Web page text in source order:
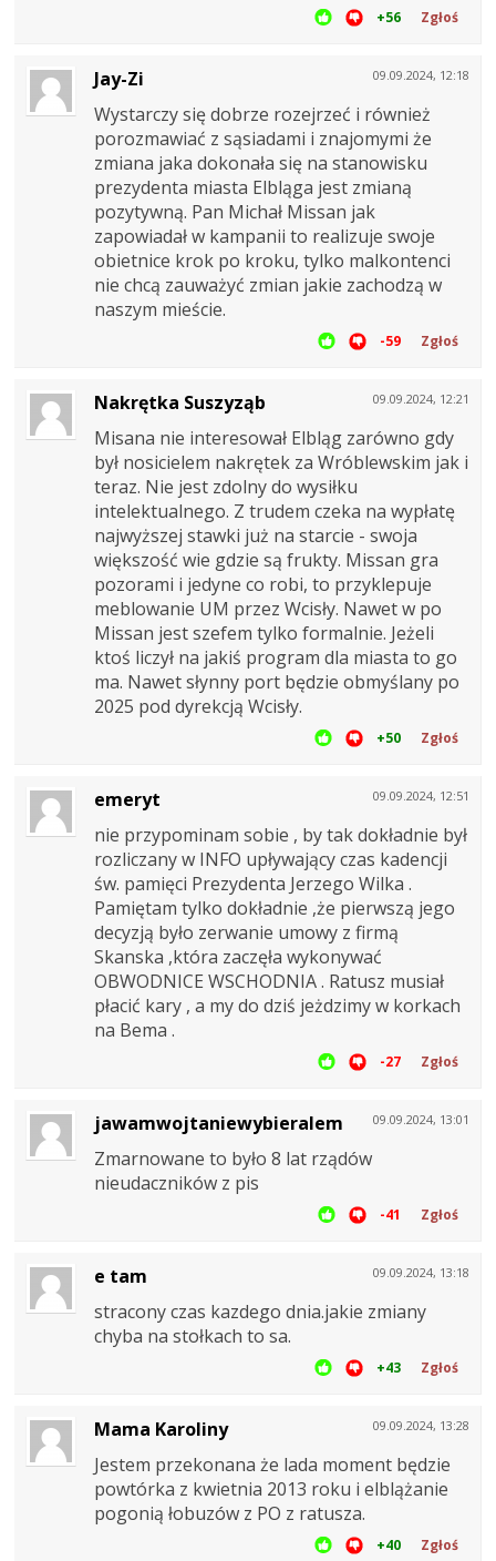
+56 Zgłoś
09.09.2024, 12:18
Jay-Zi
Wystarczy się dobrze rozejrzeć i również
porozmawiać z sąsiadami i znajomymi że
zmiana jaka dokonała się na stanowisku
prezydenta miasta Elbląga jest zmianą
pozytywną. Pan Michał Missan jak
zapowiadał w kampanii to realizuje swoje
obietnice krok po kroku, tylko malkontenci
nie chcą zauważyć zmian jakie zachodzą w
naszym mieście.
-59 Zgłoś
09.09.2024, 12:21
Nakrętka Suszyząb
Misana nie interesował Elbląg zarówno gdy
był nosicielem nakrętek za Wróblewskim jak i
teraz. Nie jest zdolny do wysiłku
intelektualnego. Z trudem czeka na wypłatę
najwyższej stawki już na starcie - swoja
większość wie gdzie są frukty. Missan gra
pozorami i jedyne co robi, to przyklepuje
meblowanie UM przez Wcisły. Nawet w po
Missan jest szefem tylko formalnie. Jeżeli
ktoś liczył na jakiś program dla miasta to go
ma. Nawet słynny port będzie obmyślany po
2025 pod dyrekcją Wcisły.
+50 Zgłoś
09.09.2024, 12:51
emeryt
nie przypominam sobie , by tak dokładnie był
rozliczany w INFO upływający czas kadencji
św. pamięci Prezydenta Jerzego Wilka .
Pamiętam tylko dokładnie ,że pierwszą jego
decyzją było zerwanie umowy z firmą
Skanska ,która zaczęła wykonywać
OBWODNICE WSCHODNIA . Ratusz musiał
płacić kary , a my do dziś jeżdzimy w korkach
na Bema .
-27 Zgłoś
09.09.2024, 13:01
jawamwojtaniewybieralem
Zmarnowane to było 8 lat rządów
nieudaczników z pis
-41 Zgłoś
09.09.2024, 13:18
e tam
stracony czas kazdego dnia.jakie zmiany
chyba na stołkach to sa.
+43 Zgłoś
09.09.2024, 13:28
Mama Karoliny
Jestem przekonana że lada moment będzie
powtórka z kwietnia 2013 roku i elblążanie
pogonią łobuzów z PO z ratusza.
+40 Zgłoś